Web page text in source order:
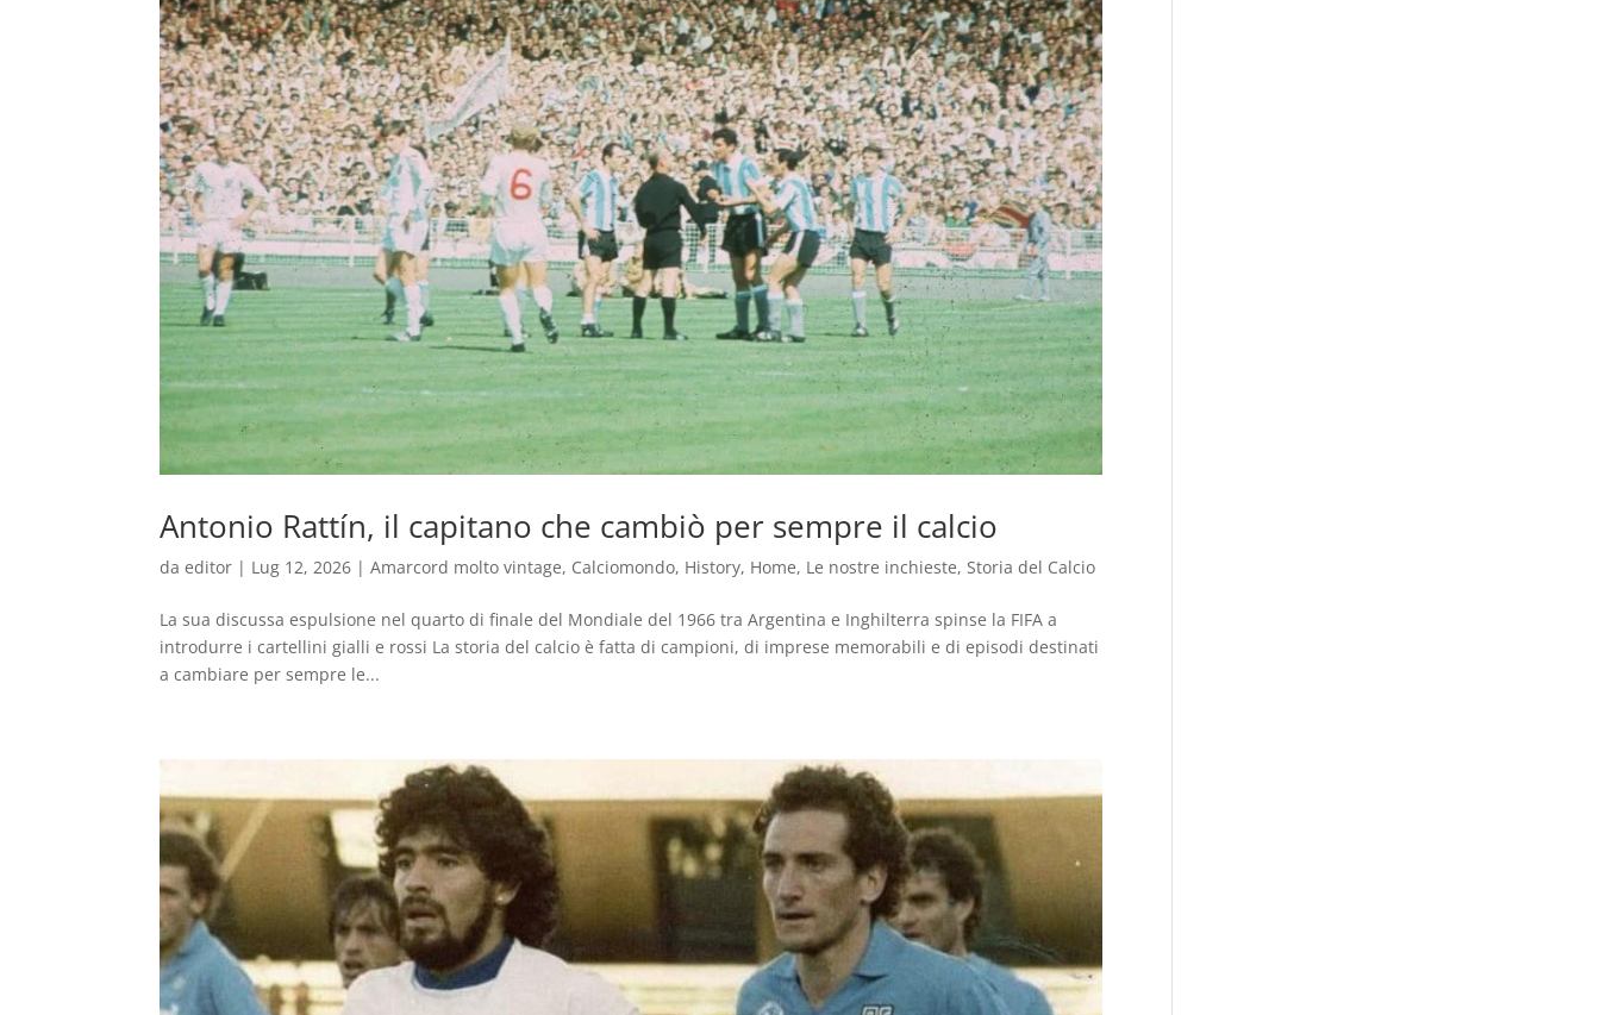
Antonio Rattín, il capitano che cambiò per sempre il calcio
daeditor | Lug 12, 2026 |Amarcord molto vintage, Calciomondo, History, Home, Le nostre inchieste,Storia del Calcio
La sua discussa espulsione nel quarto di finale del Mondiale del 1966 tra Argentina e Inghilterra spinse la FIFA a
introdurre i cartellini gialli e rossi La storia del calcio è fatta di campioni, di imprese memorabili e di episodi destinati
a cambiare per sempre le...